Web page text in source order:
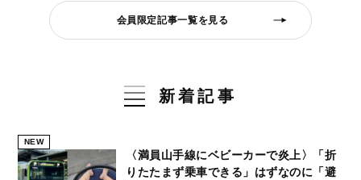
会員限定記事一覧を見る
新着記事
NEW
〈満員山手線にベビーカーで炎上〉「折
りたたまず乗車できる」はずなのに「避